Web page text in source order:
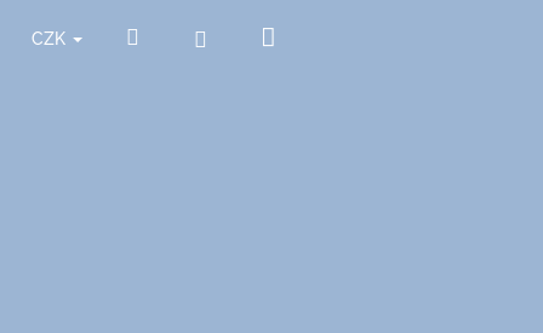
CZK Hledat Přihlášení